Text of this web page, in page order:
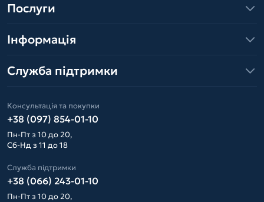
Послуги
Інформація
Служба підтримки
Консультація та покупки
+38 (097) 854-01-10
Пн-Пт з 10 до 20,
Сб-Нд з 11 до 18
Служба підтримки
+38 (066) 243-01-10
Пн-Пт з 10 до 20,